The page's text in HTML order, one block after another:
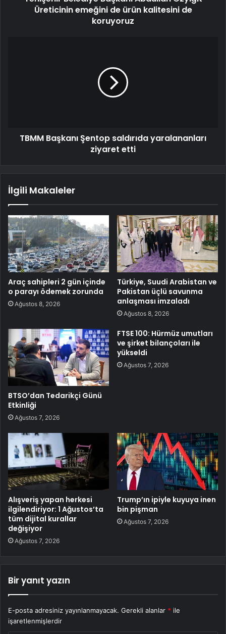
Üreticinin emeğini de ürün kalitesini de
koruyoruz
TBMM Başkanı Şentop saldırıda yaralananları
ziyaret etti
İlgili Makaleler
Araç sahipleri 2 gün içinde
o parayı ödemek zorunda
Ağustos 8, 2026
Türkiye, Suudi Arabistan ve
Pakistan üçlü savunma
anlaşması imzaladı
Ağustos 8, 2026
BTSO’dan Tedarikçi Günü
Etkinliği
Ağustos 7, 2026
FTSE 100: Hürmüz umutları
ve şirket bilançoları ile
yükseldi
Ağustos 7, 2026
Alışveriş yapan herkesi
ilgilendiriyor: 1 Ağustos’ta
tüm dijital kurallar
değişiyor
Ağustos 7, 2026
Trump’ın ipiyle kuyuya inen
bin pişman
Ağustos 7, 2026
Bir yanıt yazın
E-posta adresiniz yayınlanmayacak. Gerekli alanlar * ile
işaretlenmişlerdir